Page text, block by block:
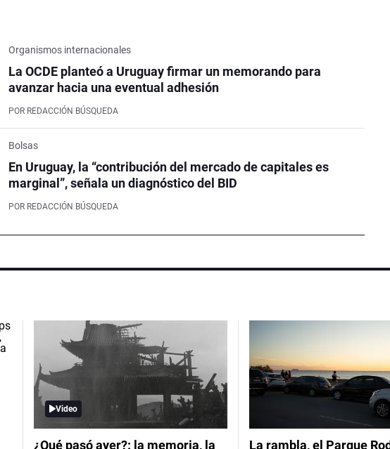
Organismos internacionales
La OCDE planteó a Uruguay firmar un memorando para
avanzar hacia una eventual adhesión
POR REDACCIÓN BÚSQUEDA
Bolsas
En Uruguay, la “contribución del mercado de capitales es
marginal”, señala un diagnóstico del BID
POR REDACCIÓN BÚSQUEDA
Video
¿Qué pasó ayer?: la memoria, la
La rambla, el Parque